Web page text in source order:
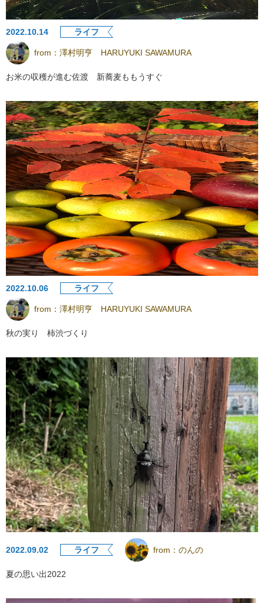
2022.10.14 ライフ
from： 澤村明亨 HARUYUKI SAWAMURA
お米の収穫が進む佐渡 新蕎麦ももうすぐ
2022.10.06 ライフ
from： 澤村明亨 HARUYUKI SAWAMURA
秋の実り 柿渋づくり
2022.09.02 ライフ from： のんの
夏の思い出2022